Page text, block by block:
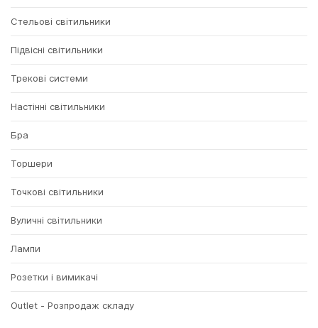
Стельові світильники
Підвісні світильники
Трекові системи
Настінні світильники
Бра
Торшери
Точкові світильники
Вуличні світильники
Лампи
Розетки і вимикачі
Outlet - Розпродаж складу